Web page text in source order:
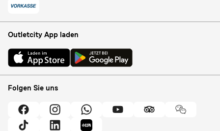
Outletcity App laden
Folgen Sie uns